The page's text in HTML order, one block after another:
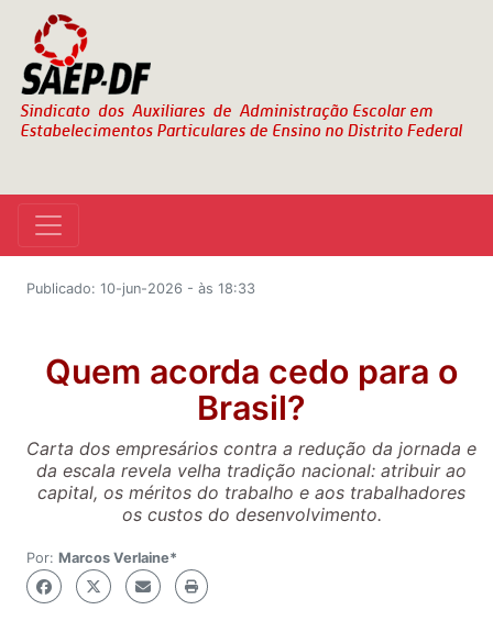
Publicado: 10-jun-2026 - às 18:33
Quem acorda cedo para o
Brasil?
Carta dos empresários contra a redução da jornada e
da escala revela velha tradição nacional: atribuir ao
capital, os méritos do trabalho e aos trabalhadores
os custos do desenvolvimento.
Por: Marcos Verlaine*